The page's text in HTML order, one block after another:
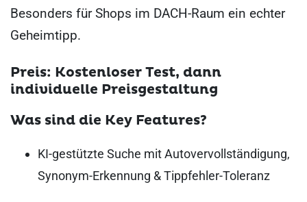
Besonders für Shops im DACH-Raum ein echter
Geheimtipp.
Preis: Kostenloser Test, dann
individuelle Preisgestaltung
Was sind die Key Features?
KI-gestützte Suche mit Autovervollständigung,
Synonym-Erkennung & Tippfehler-Toleranz